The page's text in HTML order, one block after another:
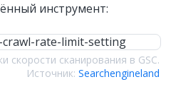
инструмент:
скорости сканирования в GSC.
Источник: Searchengineland